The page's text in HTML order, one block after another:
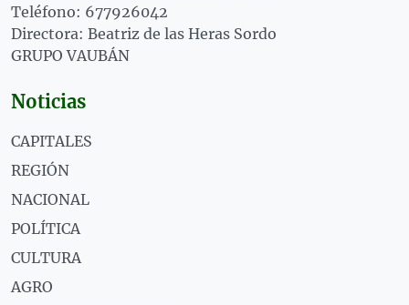
Teléfono: 677926042
Directora: Beatriz de las Heras Sordo
GRUPO VAUBÁN
Noticias
CAPITALES
REGIÓN
NACIONAL
POLÍTICA
CULTURA
AGRO